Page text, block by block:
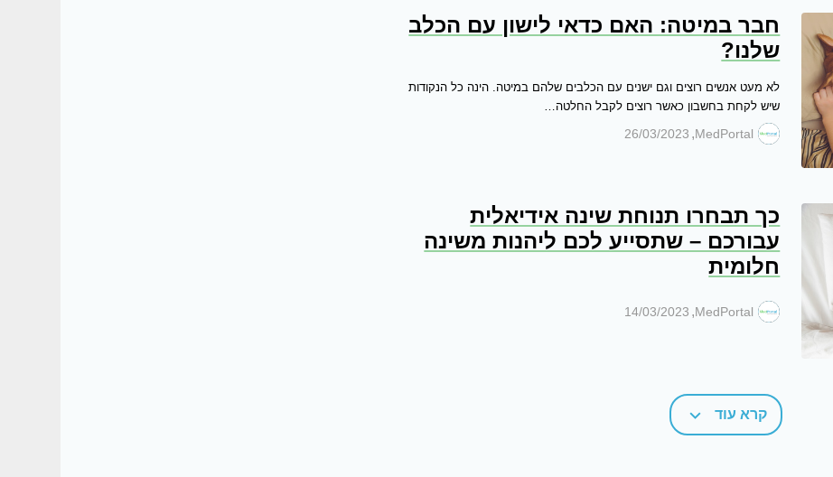
חבר במיטה: האם כדאי לישון עם הכלב
שלנו?
לא מעט אנשים רוצים וגם ישנים עם הכלבים שלהם במיטה. הינה כל הנקודות
שיש לקחת בחשבון כאשר רוצים לקבל החלטה…
26/03/2023 ,MedPortal
כך תבחרו תנוחת שינה אידיאלית
עבורכם – שתסייע לכם ליהנות משינה
חלומית
14/03/2023 ,MedPortal
קרא עוד